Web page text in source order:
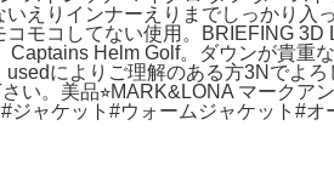
えりインナーえりまでしっかり入
コしてない使用。BRIEFING 3D
Helm Golf。ダウンが貴重
によりご理解のある方3Nでよろ
。美品⭐︎MARK&LONA マークア
ャケット#ウォームジャケット#